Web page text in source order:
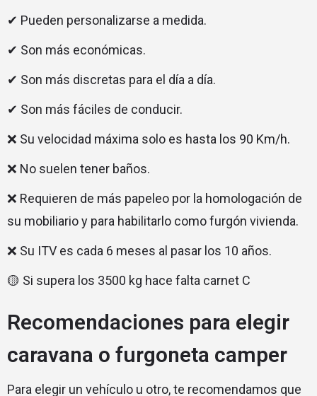
✔ Pueden personalizarse a medida.
✔ Son más económicas.
✔ Son más discretas para el día a día.
✔ Son más fáciles de conducir.
❌ Su velocidad máxima solo es hasta los 90 Km/h.
❌ No suelen tener baños.
❌ Requieren de más papeleo por la homologación de
su mobiliario y para habilitarlo como furgón vivienda.
❌ Su ITV es cada 6 meses al pasar los 10 años.
🟡 Si supera los 3500 kg hace falta carnet C
Recomendaciones para elegir
caravana o furgoneta camper
Para elegir un vehículo u otro, te recomendamos que